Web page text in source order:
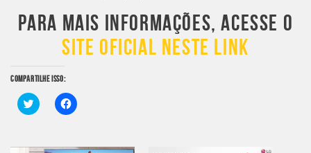
PARA MAIS INFORMAÇÕES, ACESSE O
SITE OFICIAL NESTE LINK
COMPARTILHE ISSO:
Clique
para
em
Clique
para
em